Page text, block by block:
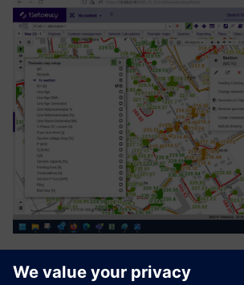
Process Automation Suite